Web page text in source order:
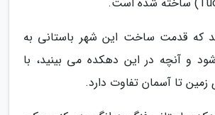
که قدمت ساخت این شهر باستانی به
برمی شود و آنچه در این دهکده می بینید، با
تا آسمان تفاوت دارد.